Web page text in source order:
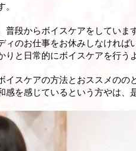
普段からボイスケアをしてい
のお仕事をお休みしなければ
と日常的にボイスケアを行う
イスケアの方法とおススメの
を感じているという方やは、